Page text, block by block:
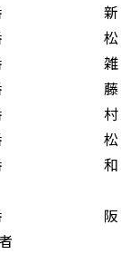
新
番
番
藤
村
番
番
番